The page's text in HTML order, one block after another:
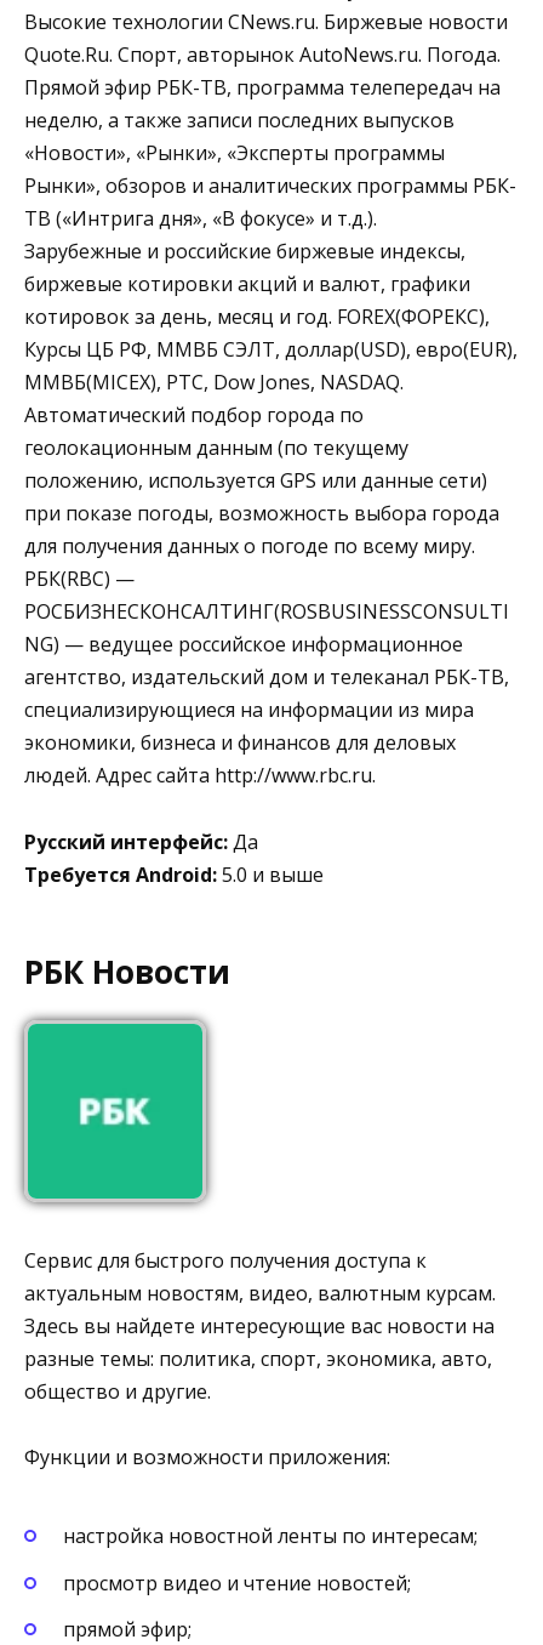
Высокие технологии CNews.ru. Биржевые новости
Quote.Ru. Спорт, авторынок AutoNews.ru. Погода.
Прямой эфир РБК-ТВ, программа телепередач на
неделю, а также записи последних выпусков
«Новости», «Рынки», «Эксперты программы
Рынки», обзоров и аналитических программы РБК-
ТВ («Интрига дня», «В фокусе» и т.д.).
Зарубежные и российские биржевые индексы,
биржевые котировки акций и валют, графики
котировок за день, месяц и год. FOREX(ФОРЕКС),
Курсы ЦБ РФ, ММВБ СЭЛТ, доллар(USD), евро(EUR),
ММВБ(MICEX), РТС, Dow Jones, NASDAQ.
Автоматический подбор города по
геолокационным данным (по текущему
положению, используется GPS или данные сети)
при показе погоды, возможность выбора города
для получения данных о погоде по всему миру.
РБК(RBC) —
РОСБИЗНЕСКОНСАЛТИНГ(ROSBUSINESSCONSULTI
NG) — ведущее российское информационное
агентство, издательский дом и телеканал РБК-ТВ,
специализирующиеся на информации из мира
экономики, бизнеса и финансов для деловых
людей. Адрес сайта http://www.rbc.ru.
Русский интерфейс:Да
Требуется Android:5.0 и выше
РБК Новости
Сервис для быстрого получения доступа к
актуальным новостям, видео, валютным курсам.
Здесь вы найдете интересующие вас новости на
разные темы: политика, спорт, экономика, авто,
общество и другие.
Функции и возможности приложения:
настройка новостной ленты по интересам;
просмотр видео и чтение новостей;
прямой эфир;